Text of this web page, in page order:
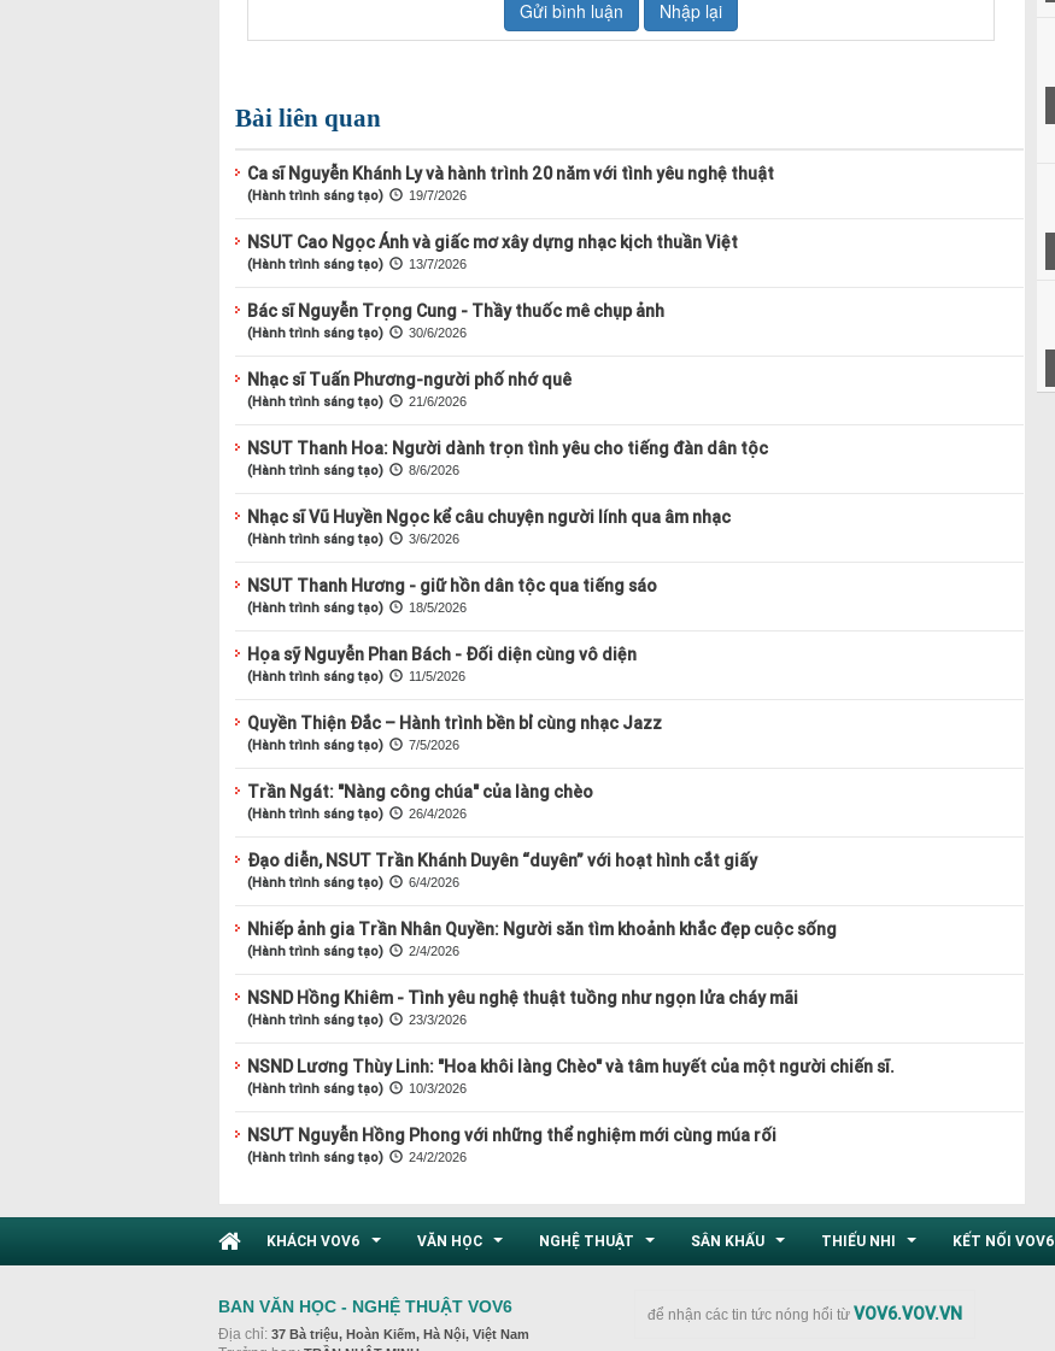
Bài liên quan
Ca sĩ Nguyễn Khánh Ly và hành trình 20 năm với tình yêu nghệ thuật
(Hành trình sáng tạo) 19/7/2026
NSUT Cao Ngọc Ánh và giấc mơ xây dựng nhạc kịch thuần Việt
(Hành trình sáng tạo) 13/7/2026
Bác sĩ Nguyễn Trọng Cung - Thầy thuốc mê chụp ảnh
(Hành trình sáng tạo) 30/6/2026
Nhạc sĩ Tuấn Phương-người phố nhớ quê
(Hành trình sáng tạo) 21/6/2026
NSUT Thanh Hoa: Người dành trọn tình yêu cho tiếng đàn dân tộc
(Hành trình sáng tạo) 8/6/2026
Nhạc sĩ Vũ Huyền Ngọc kể câu chuyện người lính qua âm nhạc
(Hành trình sáng tạo) 3/6/2026
NSUT Thanh Hương - giữ hồn dân tộc qua tiếng sáo
(Hành trình sáng tạo) 18/5/2026
Họa sỹ Nguyễn Phan Bách - Đối diện cùng vô diện
(Hành trình sáng tạo) 11/5/2026
Quyền Thiện Đắc – Hành trình bền bỉ cùng nhạc Jazz
(Hành trình sáng tạo) 7/5/2026
Trần Ngát: "Nàng công chúa" của làng chèo
(Hành trình sáng tạo) 26/4/2026
Đạo diễn, NSUT Trần Khánh Duyên “duyên” với hoạt hình cắt giấy
(Hành trình sáng tạo) 6/4/2026
Nhiếp ảnh gia Trần Nhân Quyền: Người săn tìm khoảnh khắc đẹp cuộc sống
(Hành trình sáng tạo) 2/4/2026
NSND Hồng Khiêm - Tình yêu nghệ thuật tuồng như ngọn lửa cháy mãi
(Hành trình sáng tạo) 23/3/2026
NSND Lương Thùy Linh: "Hoa khôi làng Chèo" và tâm huyết của một người chiến sĩ.
(Hành trình sáng tạo) 10/3/2026
NSƯT Nguyễn Hồng Phong với những thể nghiệm mới cùng múa rối
(Hành trình sáng tạo) 24/2/2026
KHÁCH VOV6 VĂN HỌC NGHỆ THUẬT SÂN KHẤU THIẾU NHI KẾT NỐI VOV6
BAN VĂN HỌC - NGHỆ THUẬT VOV6
Địa chỉ: 37 Bà triệu, Hoàn Kiếm, Hà Nội, Việt Nam
để nhận các tin tức nóng hổi từ VOV6.VOV.VN